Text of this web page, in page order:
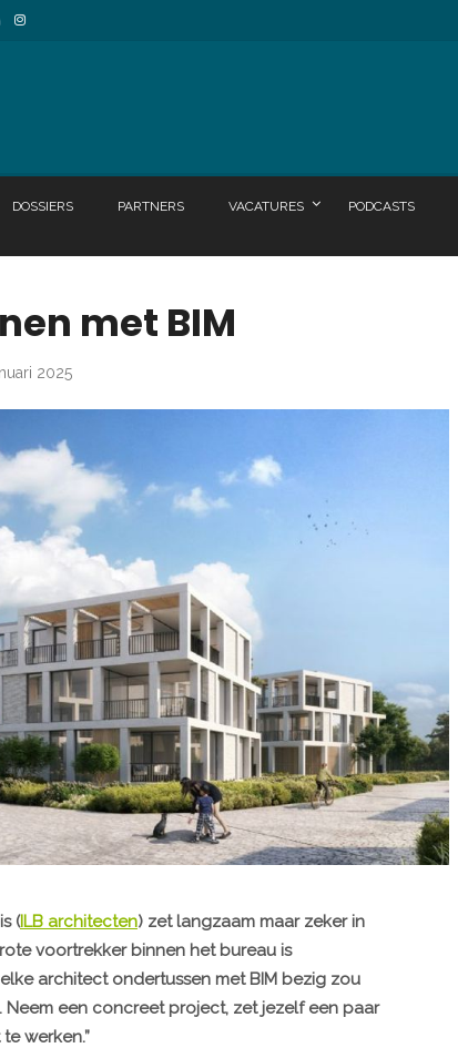
DOSSIERS PARTNERS VACATURES PODCASTS
met BIM
2025
(ILB architecten) zet langzaam maar zeker in
voortrekker binnen het bureau is
architect ondertussen met BIM bezig zou
Neem een concreet project, zet jezelf een paar
werken.”